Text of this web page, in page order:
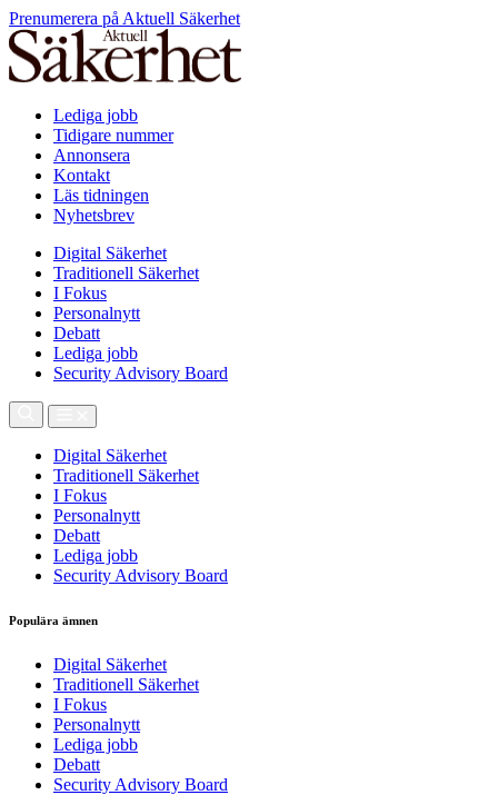
Prenumerera på Aktuell Säkerhet
Lediga jobb
Tidigare nummer
Annonsera
Kontakt
Läs tidningen
Nyhetsbrev
Digital Säkerhet
Traditionell Säkerhet
I Fokus
Personalnytt
Debatt
Lediga jobb
Security Advisory Board
Digital Säkerhet
Traditionell Säkerhet
I Fokus
Personalnytt
Debatt
Lediga jobb
Security Advisory Board
Populära ämnen
Digital Säkerhet
Traditionell Säkerhet
I Fokus
Personalnytt
Lediga jobb
Debatt
Security Advisory Board